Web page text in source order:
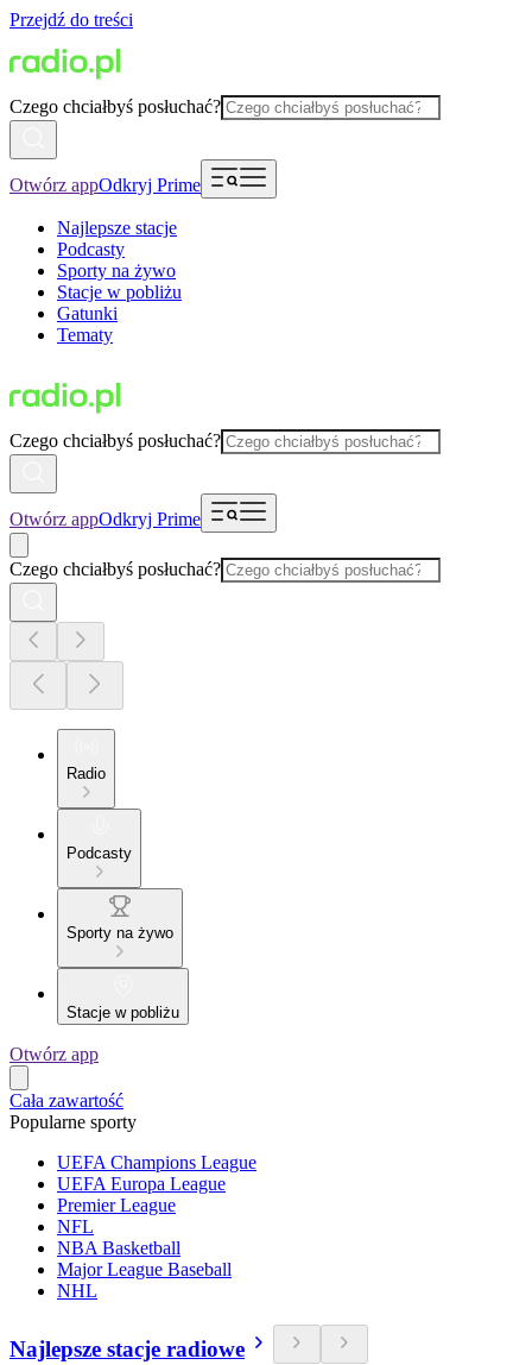
Przejdź do treści
Czego chciałbyś posłuchać?
Otwórz appOdkryj Prime
Najlepsze stacje
Podcasty
Sporty na żywo
Stacje w pobliżu
Gatunki
Tematy
Czego chciałbyś posłuchać?
Otwórz appOdkryj Prime
Czego chciałbyś posłuchać?
Radio
Podcasty
Sporty na żywo
Stacje w pobliżu
Otwórz app
Cała zawartość
Popularne sporty
UEFA Champions League
UEFA Europa League
Premier League
NFL
NBA Basketball
Major League Baseball
NHL
Najlepsze stacje radiowe